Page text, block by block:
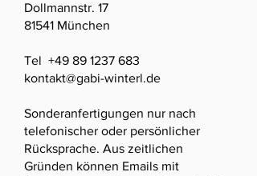
Dollmannstr. 17
81541 München
Tel +49 89 1237 683
kontakt@gabi-winterl.de
Sonderanfertigungen nur nach
telefonischer oder persönlicher
Rücksprache. Aus zeitlichen
Gründen können Emails mit